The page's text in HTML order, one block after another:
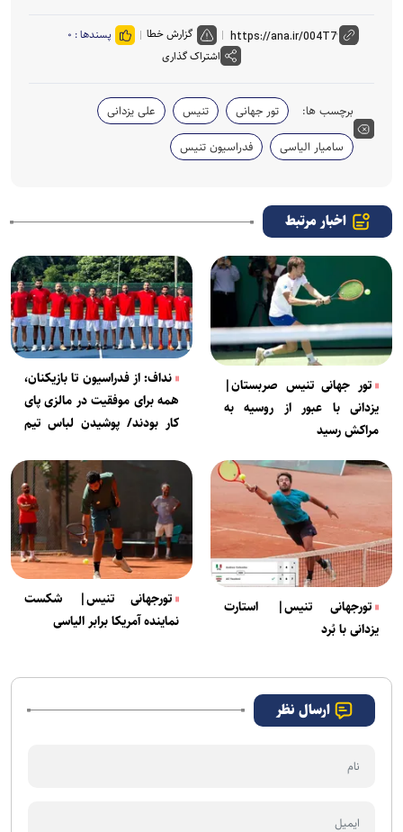
گزارش خطا پسندها : ۰
اشتراک گذاری
برچسب ها: تور جهانی تنیس
علی یزدانی
سامیار الیاسی
فدراسیون تنیس
اخبار مرتبط
تور جهانی تنیس صربستان|
یزدانی با عبور از روسیه به
مراکش رسید
نداف: از فدراسیون تا بازیکنان،
همه برای موفقیت در مالزی پای
کار بودند/ پوشیدن لباس تیم
تورجهانی تنیس| استارت
یزدانی با بُرد
تورجهانی تنیس| شکست
نماینده آمریکا برابر الیاسی
ارسال نظر